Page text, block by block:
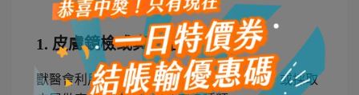
1. 皮膚鏡檢或真菌培養
獸醫會利用紫外線燈（伍氏燈）檢查皮膚，或採取